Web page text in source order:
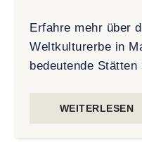
Erfahre mehr über
Weltkulturerbe in
bedeutende Stätten
WEITERLESEN